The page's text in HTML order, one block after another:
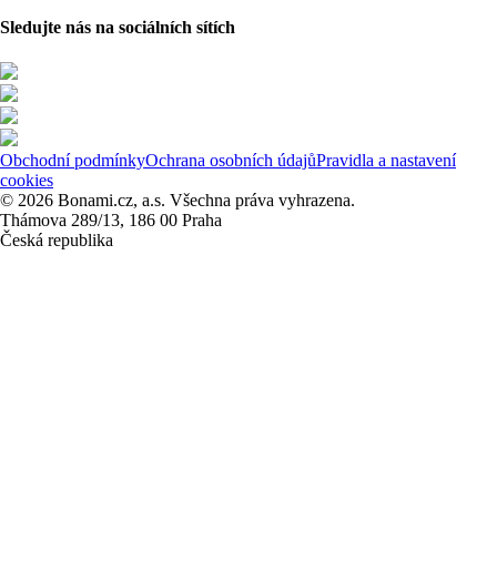
Sledujte nás na sociálních sítích
Obchodní podmínkyOchrana osobních údajůPravidla a nastavení
cookies
© 2026 Bonami.cz, a.s. Všechna práva vyhrazena.
Thámova 289/13, 186 00 Praha
Česká republika